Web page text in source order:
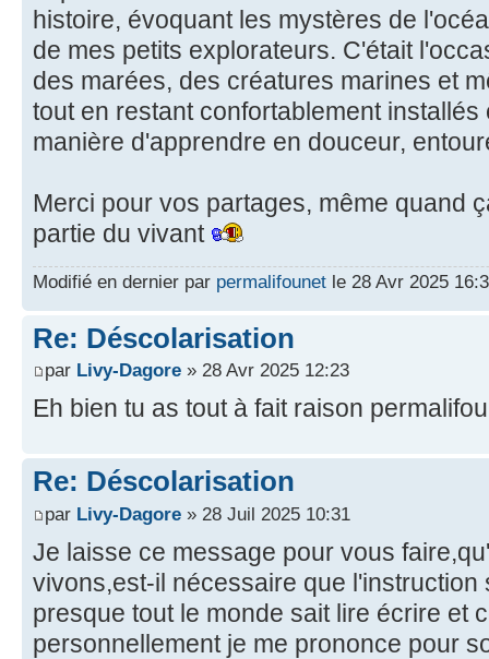
histoire, évoquant les mystères de
de mes petits explorateurs. C'était
des marées, des créatures marines et
tout en restant confortablement
manière d'apprendre en douceur,
Merci pour vos partages, même quand
partie du vivant
Modifié en dernier par permalifounet le 28 Avr 2025
Re: Déscolarisation
par Livy-Dagore » 28 Avr 2025 12:23
Eh bien tu as tout à fait raison
Re: Déscolarisation
par Livy-Dagore » 28 Juil 2025 10:31
Je laisse ce message pour vous
vivons,est-il nécessaire que l'instruction
presque tout le monde sait lire écrire et
personnellement je me prononce pour